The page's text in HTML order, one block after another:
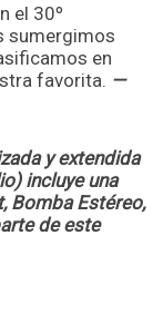
el 30º
sumergimos
en
favorita. —
y extendida
incluye una
Bomba Estéreo,
de este